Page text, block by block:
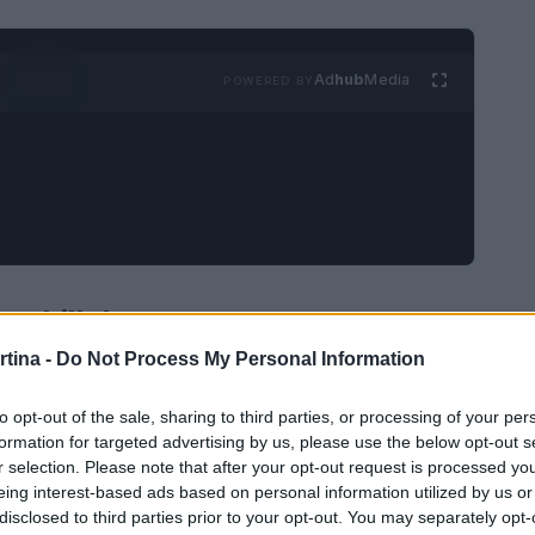
- Do Not Process My Personal Information
opt-out of the sale, sharing to third parties, or processing of your
for targeted advertising by us, please use the below opt-out
selection. Please note that after your opt-out request is processed
interest-based ads based on personal information utilized by us
to third parties prior to your opt-out. You may separately
AdhubMedia
a Lillehammer
2024/2025 di combinata nordica femminile
luogo iconico per gli amanti di questo sport.
HS98, le atlete hanno dato il via al
cruciale che potrebbe determinare le sorti
meteorologiche non permettano di